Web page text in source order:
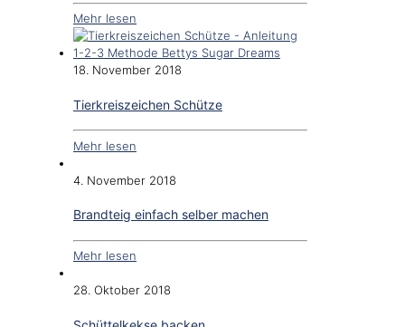
Mehr lesen
18. November 2018
Tierkreiszeichen Schütze
Mehr lesen
4. November 2018
Brandteig einfach selber machen
Mehr lesen
28. Oktober 2018